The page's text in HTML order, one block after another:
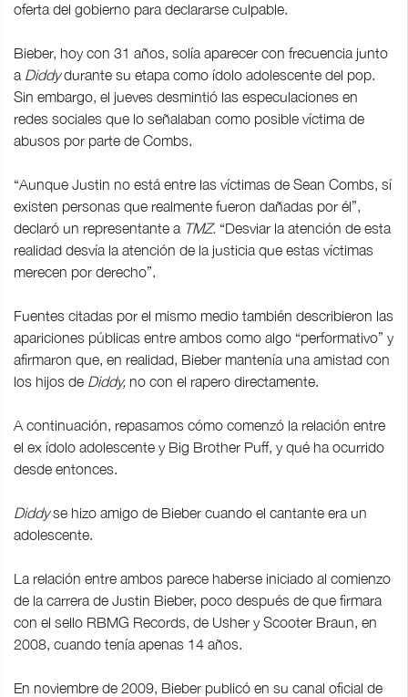
oferta del gobierno para declararse culpable.
Bieber, hoy con 31 años, solía aparecer con frecuencia junto
a Diddydurante su etapa como ídolo adolescente del pop.
Sin embargo, el jueves desmintió las especulaciones en
redes sociales que lo señalaban como posible víctima de
abusos por parte de Combs.
“Aunque Justin no está entre las víctimas de Sean Combs, sí
existen personas que realmente fueron dañadas por él”,
declaró un representante a TMZ. “Desviar la atención de esta
realidad desvía la atención de la justicia que estas víctimas
merecen por derecho”.
Fuentes citadas por el mismo medio también describieron las
apariciones públicas entre ambos como algo “performativo” y
afirmaron que, en realidad, Bieber mantenía una amistad con
los hijos de Diddy, no con el rapero directamente.
A continuación, repasamos cómo comenzó la relación entre
el ex ídolo adolescente y Big Brother Puff, y qué ha ocurrido
desde entonces.
Diddyse hizo amigo de Bieber cuando el cantante era un
adolescente.
La relación entre ambos parece haberse iniciado al comienzo
de la carrera de Justin Bieber, poco después de que firmara
con el sello RBMG Records, de Usher y Scooter Braun, en
2008, cuando tenía apenas 14 años.
En noviembre de 2009, Bieber publicó en su canal oficial de